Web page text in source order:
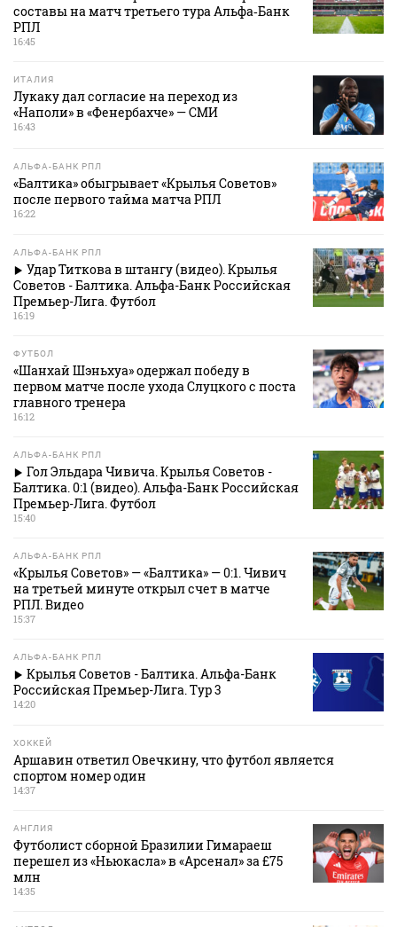
составы на матч третьего тура Альфа‑Банк
РПЛ
16:45
ИТАЛИЯ
Лукаку дал согласие на переход из
«Наполи» в «Фенербахче» — СМИ
16:43
АЛЬФА-БАНК РПЛ
«Балтика» обыгрывает «Крылья Советов»
после первого тайма матча РПЛ
16:22
АЛЬФА-БАНК РПЛ
Удар Титкова в штангу (видео). Крылья
Советов - Балтика. Альфа-Банк Российская
Премьер-Лига. Футбол
16:19
ФУТБОЛ
«Шанхай Шэньхуа» одержал победу в
первом матче после ухода Слуцкого с поста
главного тренера
16:12
АЛЬФА-БАНК РПЛ
Гол Эльдара Чивича. Крылья Советов -
Балтика. 0:1 (видео). Альфа-Банк Российская
Премьер-Лига. Футбол
15:40
АЛЬФА-БАНК РПЛ
«Крылья Советов» — «Балтика» — 0:1. Чивич
на третьей минуте открыл счет в матче
РПЛ. Видео
15:37
АЛЬФА-БАНК РПЛ
Крылья Советов - Балтика. Альфа-Банк
Российская Премьер-Лига. Тур 3
14:20
ХОККЕЙ
Аршавин ответил Овечкину, что футбол является
спортом номер один
14:37
АНГЛИЯ
Футболист сборной Бразилии Гимараеш
перешел из «Ньюкасла» в «Арсенал» за £75
млн
14:35